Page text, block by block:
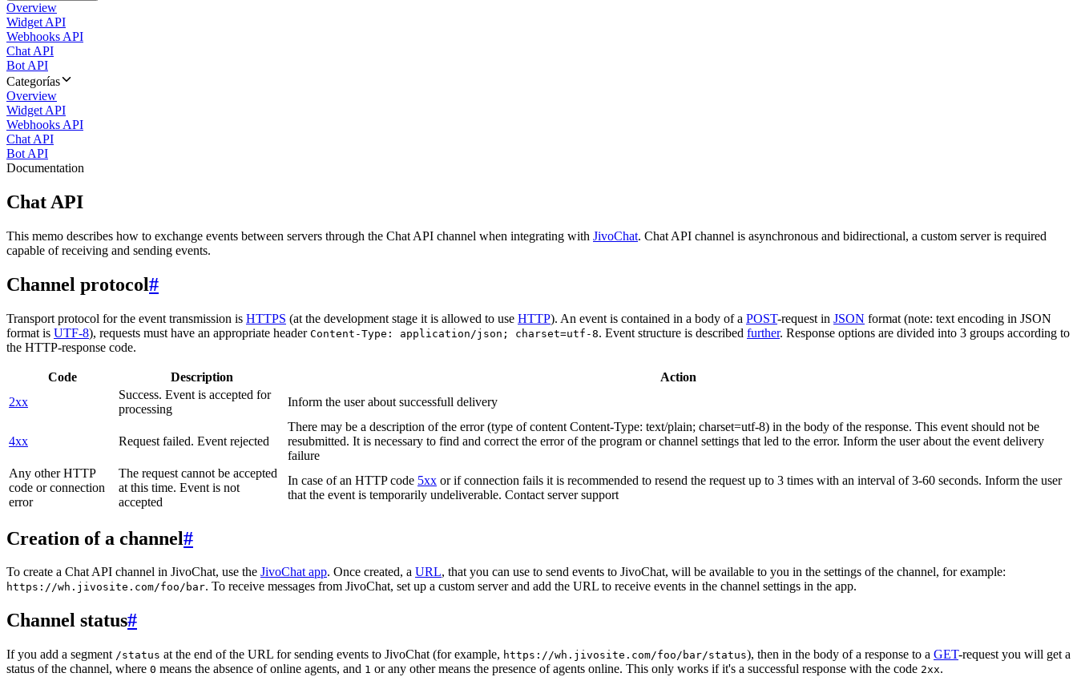
Overview
Widget API
Webhooks API
Chat API
Bot API
Categorías
Overview
Widget API
Webhooks API
Chat API
Bot API
Documentation
Chat API
This memo describes how to exchange events between servers through the Chat API channel when integrating with JivoChat. Chat API channel is asynchronous and bidirectional, a custom server is required
capable of receiving and sending events.
Channel protocol#
Transport protocol for the event transmission is HTTPS (at the development stage it is allowed to use HTTP). An event is contained in a body of a POST-request in JSON format (note: text encoding in JSON
format is UTF-8), requests must have an appropriate header Content-Type: application/json; charset=utf-8. Event structure is described further. Response options are divided into 3 groups according to
the HTTP-response code.
Code Description
Action
2xx
Success. Event is accepted for
processing
Inform the user about successfull delivery
4xx Request failed. Event rejected
There may be a description of the error (type of content Content-Type: text/plain; charset=utf-8) in the body of the response. This event should not be
resubmitted. It is necessary to find and correct the error of the program or channel settings that led to the error. Inform the user about the event delivery
failure
Any other HTTP
code or connection
error
The request cannot be accepted
at this time. Event is not
accepted
In case of an HTTP code 5xx or if connection fails it is recommended to resend the request up to 3 times with an interval of 3-60 seconds. Inform the user
that the event is temporarily undeliverable. Contact server support
Creation of a channel#
To create a Chat API channel in JivoChat, use the JivoChat app. Once created, a URL, that you can use to send events to JivoChat, will be available to you in the settings of the channel, for example:
https://wh.jivosite.com/foo/bar. To receive messages from JivoChat, set up a custom server and add the URL to receive events in the channel settings in the app.
Channel status#
If you add a segment /status at the end of the URL for sending events to JivoChat (for example, https://wh.jivosite.com/foo/bar/status), then in the body of a response to a GET-request you will get a
status of the channel, where 0 means the absence of online agents, and 1 or any other means the presence of agents online. This only works if it's a successful response with the code 2xx.